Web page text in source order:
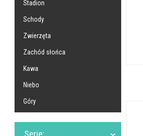
Stadion
Schody
Zwierzęta
Zachód słońca
Kawa
Niebo
Góry
Serie: